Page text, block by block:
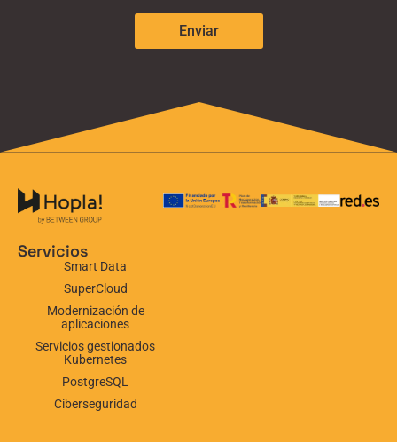
Enviar
Servicios
Smart Data
SuperCloud
Modernización de
aplicaciones
Servicios gestionados
Kubernetes
PostgreSQL
Ciberseguridad